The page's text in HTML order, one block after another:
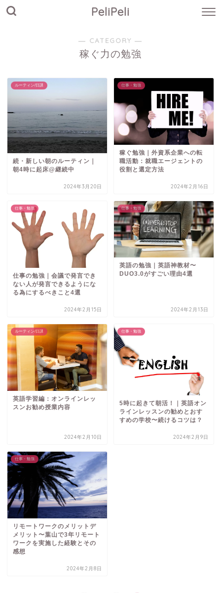
PeliPeli
― CATEGORY ―
稼ぐ力の勉強
ルーティン/日課
続・新しい朝のルーティン｜
朝4時に起床@継続中
2024年3月20日
仕事・勉強
稼ぐ勉強｜外資系企業への転
職活動：就職エージェントの
役割と選定方法
2024年2月16日
仕事・勉強
仕事の勉強｜会議で発言でき
ない人が発言できるようにな
る為にするべきこと4選
2024年2月15日
仕事・勉強
英語の勉強｜英語神教材〜
DUO3.0がすごい理由4選
2024年2月13日
ルーティン/日課
英語学習編：オンラインレッ
スンお勧め授業内容
2024年2月10日
仕事・勉強
5時に起きて朝活！｜英語オン
ラインレッスンの勧めとおす
すめの学校〜続けるコツは？
2024年2月9日
仕事・勉強
リモートワークのメリットデ
メリット〜葉山で3年リモート
ワークを実施した経験とその
感想
2024年2月8日